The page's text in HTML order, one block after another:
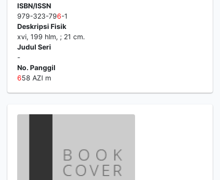
ISBN/ISSN
979-323-796-1
Deskripsi Fisik
xvi, 199 hlm, ; 21 cm.
Judul Seri
-
No. Panggil
658 AZI m